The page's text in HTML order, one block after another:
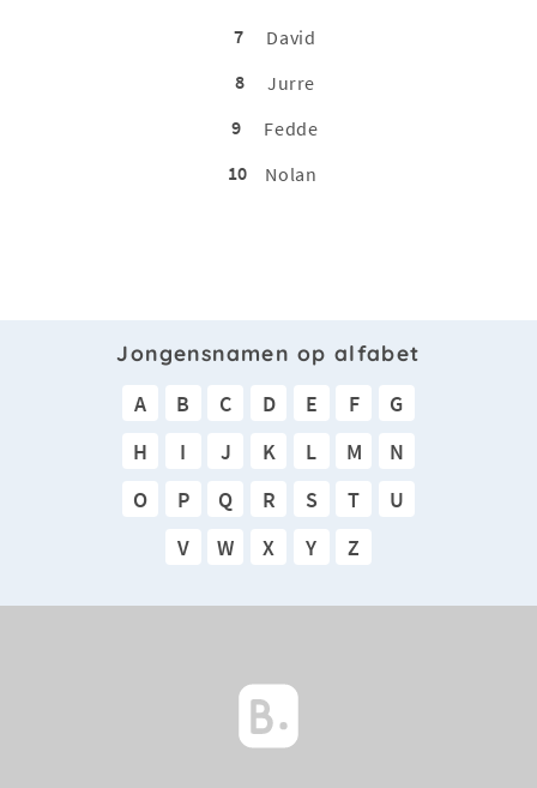
7
David
8
Jurre
9
Fedde
10
Nolan
Jongensnamen op alfabet
A B C D E F
G
H
I J K L M
N
O
P Q R S T
U
V
W X Y Z